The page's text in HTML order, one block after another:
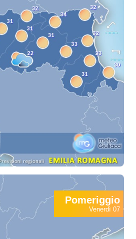
Pomeriggio
Venerdì 07